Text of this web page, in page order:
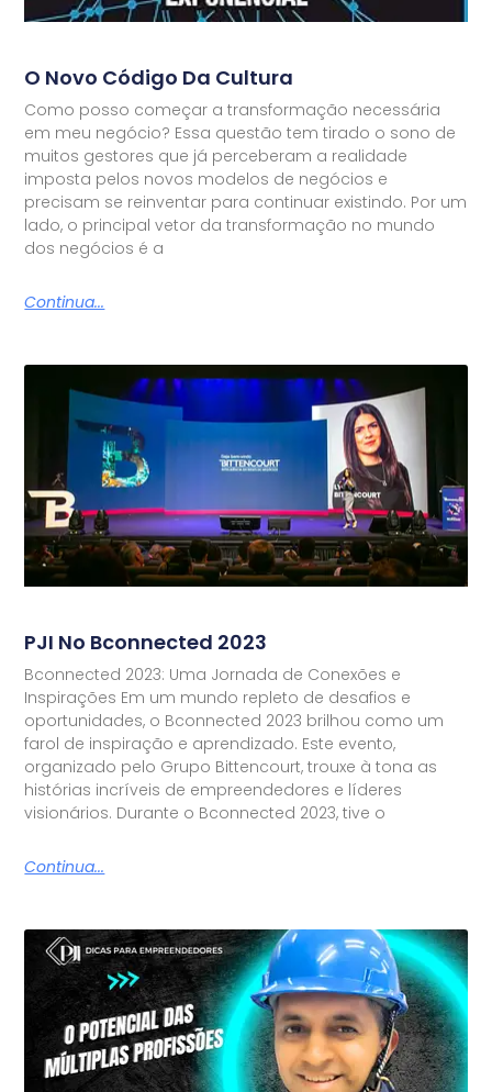
O Novo Código Da Cultura
Como posso começar a transformação necessária
em meu negócio? Essa questão tem tirado o sono de
muitos gestores que já perceberam a realidade
imposta pelos novos modelos de negócios e
precisam se reinventar para continuar existindo. Por um
lado, o principal vetor da transformação no mundo
dos negócios é a
Continua...
PJI No Bconnected 2023
Bconnected 2023: Uma Jornada de Conexões e
Inspirações Em um mundo repleto de desafios e
oportunidades, o Bconnected 2023 brilhou como um
farol de inspiração e aprendizado. Este evento,
organizado pelo Grupo Bittencourt, trouxe à tona as
histórias incríveis de empreendedores e líderes
visionários. Durante o Bconnected 2023, tive o
Continua...